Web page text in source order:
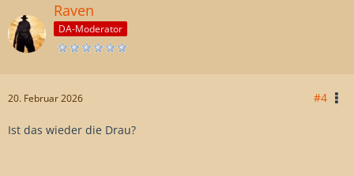
Raven
DA-Moderator
20. Februar 2026 #4
Ist das wieder die Drau?